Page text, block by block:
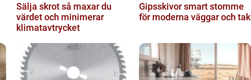
Sälja skrot så maxar du
värdet och minimerar
klimatavtrycket
Gipsskivor smart stomme
för moderna väggar och tak